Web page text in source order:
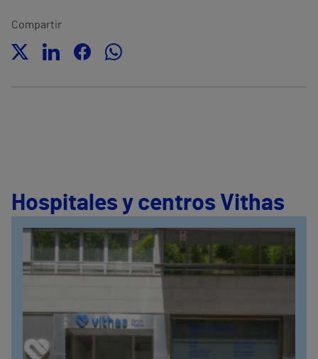
Compartir
Hospitales y centros Vithas